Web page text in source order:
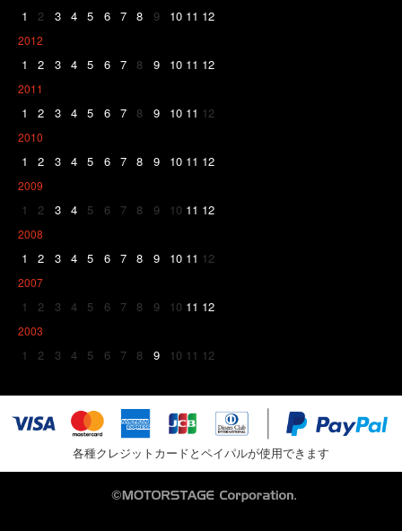
1 2 3 4 5 6 7 8 9 10 11 12
2012
1 2 3 4 5 6 7 8 9 10 11 12
2011
1 2 3 4 5 6 7 8 9 10 11 12
2010
1 2 3 4 5 6 7 8 9 10 11 12
2009
1 2 3 4 5 6 7 8 9 10 11 12
2008
1 2 3 4 5 6 7 8 9 10 11 12
2007
1 2 3 4 5 6 7 8 9 10 11 12
2003
1 2 3 4 5 6 7 8 9 10 11 12
各種クレジットカードとペイパルが使用できます